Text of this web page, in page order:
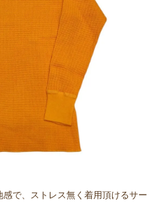
で、ストレス無く着用頂けるサー